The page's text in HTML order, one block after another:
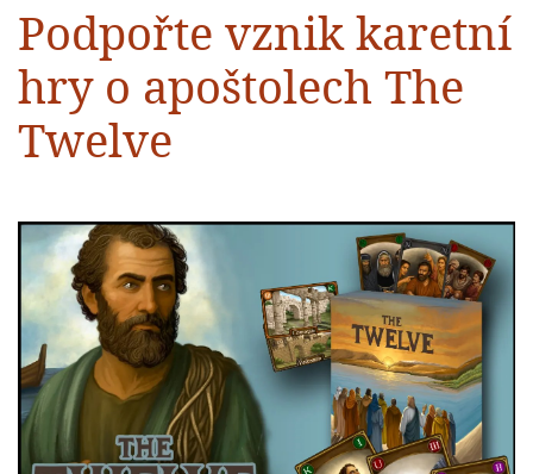
Podpořte vznik karetní
hry o apoštolech The
Twelve